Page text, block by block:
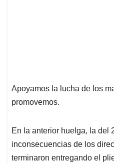
Apoyamos la lucha de los
promovemos.
En la anterior huelga, la del
inconsecuencias de los
terminaron entregando el